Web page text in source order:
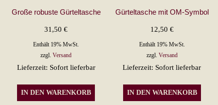
Optionen
Produktseite
Große robuste Gürteltasche
31,50€
Enthält 19% MwSt.
zzgl.Versand
Lieferzeit: Sofort lieferbar
IN DEN WARENKORB
Gürteltasche mit OM-Symbol
12,50 €
Enthält 19% MwSt.
zzgl. Versand
Lieferzeit: Sofort lieferbar
IN DEN WARENKORB